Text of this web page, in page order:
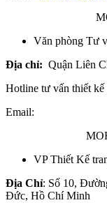
Văn phòng Tư
Địa chỉ: Quận Liên
Hotline tư vấn thiết kế
Email:
VP Thiết Kế
Địa Chỉ: Số 10,
Đức, Hồ Chí Minh